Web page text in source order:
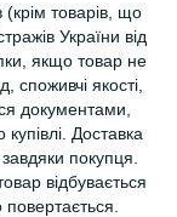
товарів, що
України від
якщо товар не
споживчі якості,
документами,
Доставка
покупця.
відбувається